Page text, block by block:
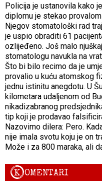
Policija je ustanovila kako
diplomu je stekao
Njegov stomatološki rad
je uspio obraditi 61
ozlijeđeno. Još malo
stomatologu navukla na
Što bi bilo recimo da je
provalio u kuću atomskog
jednu istinitu anegdotu. U
kilometara udaljenom od
nikadizabranog
tip koji je prodavao
Nazovimo dilera: Pero.
nije imala svotu koju je on
Može i za 800 maraka, ali
KOMENTARI